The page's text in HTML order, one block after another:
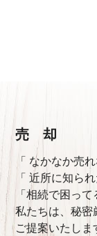
売 却
「 なかなか売れ
「 近所に知ら
「相続で困って
私たちは、秘密
ご提案いたしま